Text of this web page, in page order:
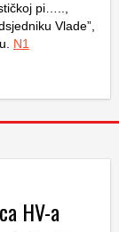
pi…..,
Vlade”,
N1
HV-a